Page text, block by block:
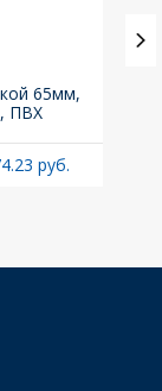
65мм,
ПВХ
руб.